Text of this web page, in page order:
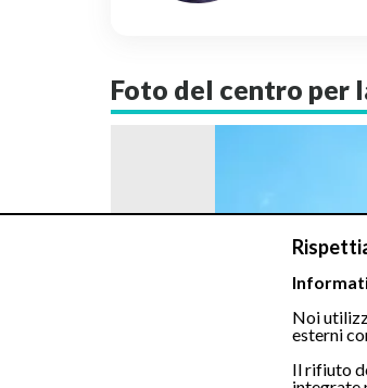
Noi
esterni
Il rifiuto
Foto del centro per